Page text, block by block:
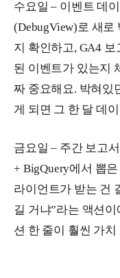
수요일 – 이벤트 데
(DebugView)로 새
지 확인하고, GA4
된 이벤트가 있는지
짜 중요해요. 박혀있
게 되면 그 한 달 데
금요일 – 주간 보고
+ BigQuery에서 뽑
라이언트가 받는 건
길 거냐”라는 액션
션 한 줄이 훨씬 가치